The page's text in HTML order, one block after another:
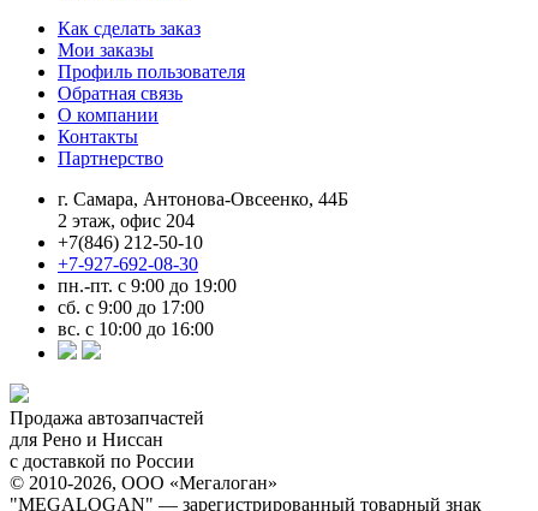
Как сделать заказ
Мои заказы
Профиль пользователя
Обратная связь
О компании
Контакты
Партнерство
г. Самара, Антонова-Овсеенко, 44Б
2 этаж, офис 204
+7(846) 212-50-10
+7-927-692-08-30
пн.-пт. с 9:00 до 19:00
сб. с 9:00 до 17:00
вс. с 10:00 до 16:00
Продажа автозапчастей
для Рено и Ниссан
с доставкой по России
© 2010-2026, ООО «Мегалоган»
"MEGALOGAN" — зарегистрированный товарный знак